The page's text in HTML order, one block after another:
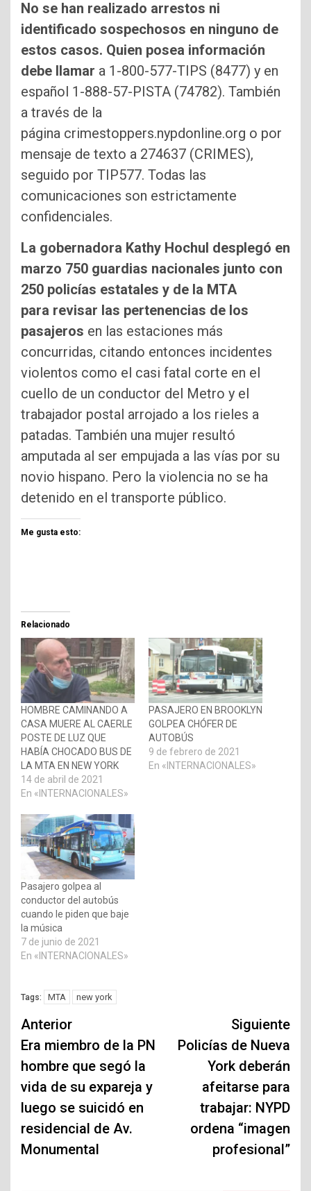
No se han realizado arrestos ni
identificado sospechosos en ninguno de
estos casos. Quien posea información
debe llamar a 1-800-577-TIPS (8477) y en
español 1-888-57-PISTA (74782). También
a través de la
página crimestoppers.nypdonline.org o por
mensaje de texto a 274637 (CRIMES),
seguido por TIP577. Todas las
comunicaciones son estrictamente
confidenciales.
La gobernadora Kathy Hochul desplegó en
marzo 750 guardias nacionales junto con
250 policías estatales y de la MTA
para revisar las pertenencias de los
pasajeros en las estaciones más
concurridas, citando entonces incidentes
violentos como el casi fatal corte en el
cuello de un conductor del Metro y el
trabajador postal arrojado a los rieles a
patadas. También una mujer resultó
amputada al ser empujada a las vías por su
novio hispano. Pero la violencia no se ha
detenido en el transporte público.
Me gusta esto:
Relacionado
HOMBRE CAMINANDO A
CASA MUERE AL CAERLE
POSTE DE LUZ QUE
HABÍA CHOCADO BUS DE
LA MTA EN NEW YORK
14 de abril de 2021
En «INTERNACIONALES»
PASAJERO EN BROOKLYN
GOLPEA CHÓFER DE
AUTOBÚS
9 de febrero de 2021
En «INTERNACIONALES»
Pasajero golpea al
conductor del autobús
cuando le piden que baje
la música
7 de junio de 2021
En «INTERNACIONALES»
Tags: MTA new york
Navegación
de
entradas
Anterior
Era miembro de la PN
hombre que segó la
vida de su expareja y
luego se suicidó en
residencial de Av.
Monumental
Siguiente
Policías de Nueva
York deberán
afeitarse para
trabajar: NYPD
ordena “imagen
profesional”